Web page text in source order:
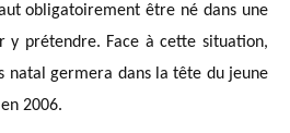
obligatoirement être né dans une
y prétendre. Face à cette situation,
natal germera dans la tête du jeune
2006.